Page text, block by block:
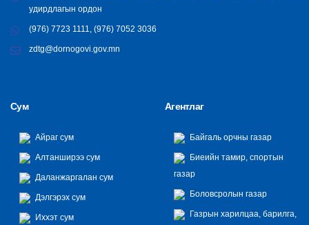
удирдлагын ордон
(976) 7723 1111, (976) 7052 3036
zdtg@dornogovi.gov.mn
Сум
Айраг сум
Алтанширээ сум
Даланжаргалан сум
Дэлгэрэх сум
Иххэт сум
Агентлаг
Байгаль орчны газар
Биеийн тамир, спортын
газар
Боловсролын газар
Газрын харилцаа, барилга,